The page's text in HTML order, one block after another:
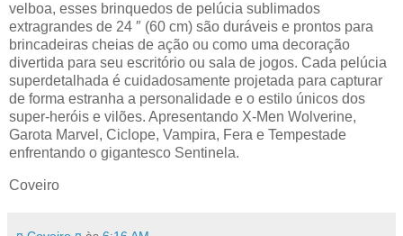
velboa, esses brinquedos de pelúcia sublimados
extragrandes de 24 ″ (60 cm) são duráveis ​​e prontos para
brincadeiras cheias de ação ou como uma decoração
divertida para seu escritório ou sala de jogos. Cada pelúcia
superdetalhada é cuidadosamente projetada para capturar
de forma estranha a personalidade e o estilo únicos dos
super-heróis e vilões. Apresentando X-Men Wolverine,
Garota Marvel, Ciclope, Vampira, Fera e Tempestade
enfrentando o gigantesco Sentinela.
Coveiro